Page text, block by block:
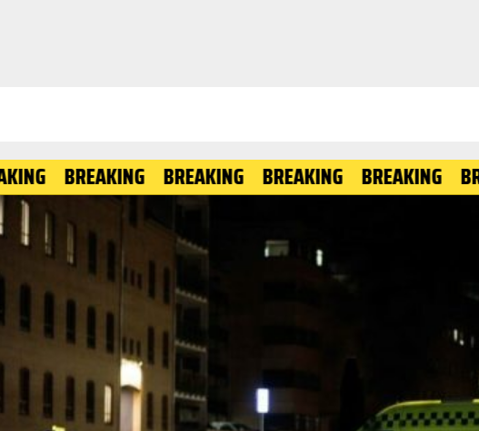
BREAKING BREAKING BREAKING BREAKING BREAKING